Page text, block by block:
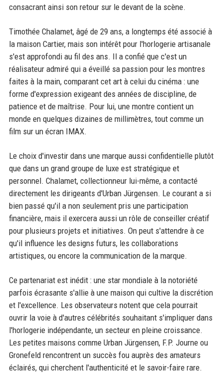
consacrant ainsi son retour sur le devant de la scène.
Timothée Chalamet, âgé de 29 ans, a longtemps été associé à
la maison Cartier, mais son intérêt pour l'horlogerie artisanale
s'est approfondi au fil des ans. Il a confié que c'est un
réalisateur admiré qui a éveillé sa passion pour les montres
faites à la main, comparant cet art à celui du cinéma : une
forme d'expression exigeant des années de discipline, de
patience et de maîtrise. Pour lui, une montre contient un
monde en quelques dizaines de millimètres, tout comme un
film sur un écran IMAX.
Le choix d'investir dans une marque aussi confidentielle plutôt
que dans un grand groupe de luxe est stratégique et
personnel. Chalamet, collectionneur lui-même, a contacté
directement les dirigeants d'Urban Jürgensen. Le courant a si
bien passé qu'il a non seulement pris une participation
financière, mais il exercera aussi un rôle de conseiller créatif
pour plusieurs projets et initiatives. On peut s'attendre à ce
qu'il influence les designs futurs, les collaborations
artistiques, ou encore la communication de la marque.
Ce partenariat est inédit : une star mondiale à la notoriété
parfois écrasante s'allie à une maison qui cultive la discrétion
et l'excellence. Les observateurs notent que cela pourrait
ouvrir la voie à d'autres célébrités souhaitant s'impliquer dans
l'horlogerie indépendante, un secteur en pleine croissance.
Les petites maisons comme Urban Jürgensen, F.P. Journe ou
Gronefeld rencontrent un succès fou auprès des amateurs
éclairés, qui cherchent l'authenticité et le savoir-faire rare.